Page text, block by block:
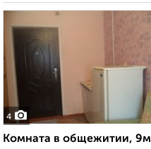
4
Комната в общежитии,